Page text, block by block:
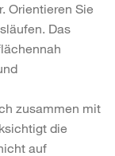
Orientieren Sie
Das
zusammen mit
die
auf